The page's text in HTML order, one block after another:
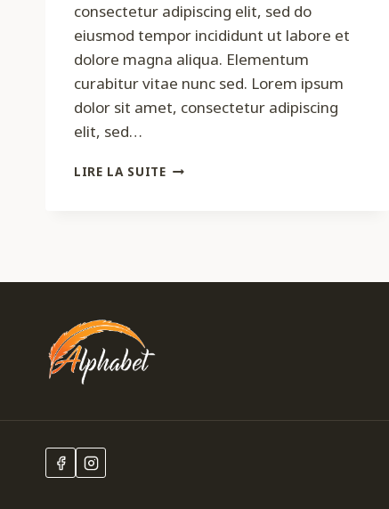
consectetur adipiscing elit, sed do
eiusmod tempor incididunt ut labore et
dolore magna aliqua. Elementum
curabitur vitae nunc sed. Lorem ipsum
dolor sit amet, consectetur adipiscing
elit, sed…
LIRE LA SUITELEARNING